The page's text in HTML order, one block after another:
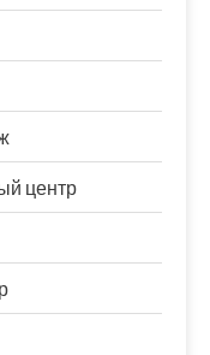
центр